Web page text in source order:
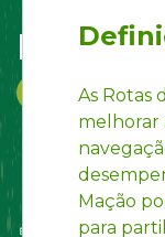
Follow
As Rotas
melhorar
Mação
para